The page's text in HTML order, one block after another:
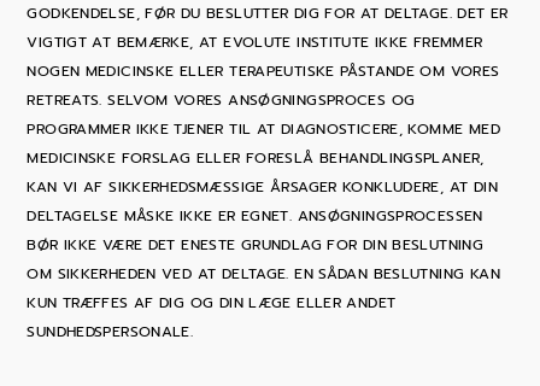
GODKENDELSE, FØR DU BESLUTTER DIG FOR AT DELTAGE. DET ER
VIGTIGT AT BEMÆRKE, AT EVOLUTE INSTITUTE IKKE FREMMER
NOGEN MEDICINSKE ELLER TERAPEUTISKE PÅSTANDE OM VORES
RETREATS. SELVOM VORES ANSØGNINGSPROCES OG
PROGRAMMER IKKE TJENER TIL AT DIAGNOSTICERE, KOMME MED
MEDICINSKE FORSLAG ELLER FORESLÅ BEHANDLINGSPLANER,
KAN VI AF SIKKERHEDSMÆSSIGE ÅRSAGER KONKLUDERE, AT DIN
DELTAGELSE MÅSKE IKKE ER EGNET. ANSØGNINGSPROCESSEN
BØR IKKE VÆRE DET ENESTE GRUNDLAG FOR DIN BESLUTNING
OM SIKKERHEDEN VED AT DELTAGE. EN SÅDAN BESLUTNING KAN
KUN TRÆFFES AF DIG OG DIN LÆGE ELLER ANDET
SUNDHEDSPERSONALE.